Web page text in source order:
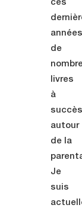
ces
de
livres
à
autour
de la
Je
suis